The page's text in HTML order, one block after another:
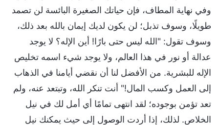
وفي نهاية المطاف، فإن حياتك الصغيرة البائسة لن تصمد
طويلًا، وسوف تذبل؛ لن يكون لديك إيمان بالله بعد ذلك،
وسوف تقول: "الله ليس حتى بارًا! أين الإله؟ لا يوجد
عدالة أو نور في هذا العالم، ولا يوجد شيء اسمه تخليص
الإله للبشرية. من الأفضل لنا أن نقضي أيامنا في الذهاب
إلى العمل وكسب المال!" أنت تنكر الله، وتبتعد عنه، ولم
تعد تؤمن بوجوده؛ لقد انتهى تمامًا أي أمل لك في نيل
الخلاص. لذلك، إذا أردت الوصول إلى حيث يمكنك نيل